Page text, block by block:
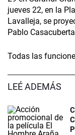
jueves 22, en la
Lavalleja, se
Pablo
Todas las
LEÉ ADEMÁS